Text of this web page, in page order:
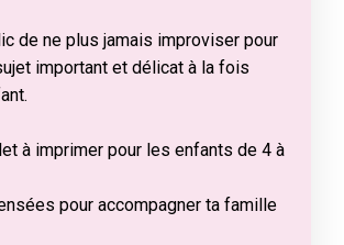
de ne plus jamais improviser pour
important et délicat à la fois
à imprimer pour les enfants de 4 à
pour accompagner ta famille